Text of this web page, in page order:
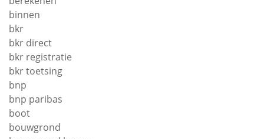
binnen
bkr
bkr direct
bkr registratie
bkr toetsing
bnp
bnp paribas
boot
bouwgrond